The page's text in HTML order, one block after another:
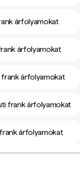
árfolyamokat
árfolyamokat
frank árfolyamokat
frank árfolyamokat
árfolyamokat